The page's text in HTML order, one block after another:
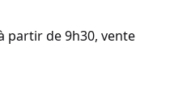
partir de 9h30, vente